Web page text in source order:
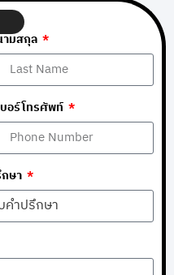
มสกุล
บอร์โทรศัพท์
ษา